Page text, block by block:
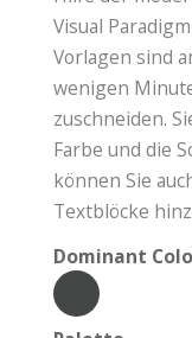
Visual
Vorlagen sind
wenigen
zuschneiden.
Farbe und die
können Sie
Textblöcke
Dominant